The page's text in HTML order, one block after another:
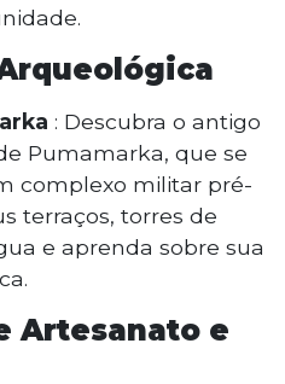
: Descubra o antigo
Pumamarka, que se
complexo militar pré-
terraços, torres de
e aprenda sobre sua
Artesanato e